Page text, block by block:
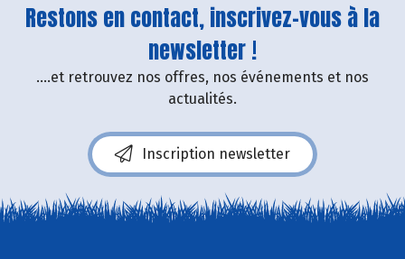
Restons en contact, inscrivez-vous à la
newsletter !
....et retrouvez nos offres, nos événements et nos
actualités.
Inscription newsletter